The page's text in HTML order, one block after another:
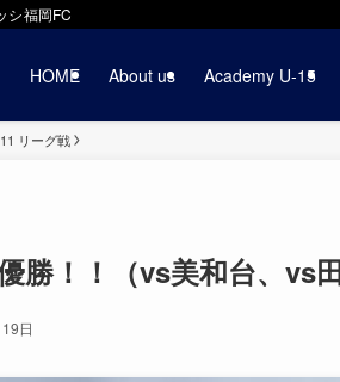
シ福岡FC
HOME About us Academy U-15
リーグ戦
勝！！（vs美和台、vs田
日